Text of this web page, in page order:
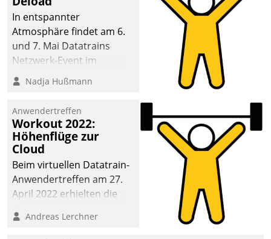
In entspannter
Atmosphäre findet am 6.
und 7. Mai Datatrains
Netzwerk-Event im
Kunden- und Partnerkreis
statt. Zentrale Frage: Wie
Mammutprojekte
meistern und Workloads
wuppen – bei zunehmend
anspruchsvollen
Aufgaben und
abnehmendem
Nadja Hußmann
Anwendertreffen
Workout 2022:
Höhenflüge zur
Cloud
Beim virtuellen Datatrain-
Anwendertreffen am 27.
April 2022 erhielten die
Teilnehmer kurzweilige
Andreas Lerchner